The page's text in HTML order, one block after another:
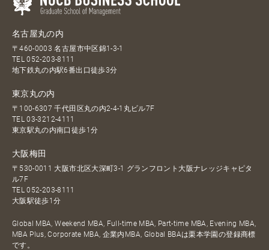
名古屋丸の内
〒460-0003 名古屋市中区錦1-3-1
TEL052-203-8111
地下鉄丸の内駅6番出口徒歩3分
東京丸の内
〒100-6307 千代田区丸の内2-4-1丸ビル7F
TEL03-3212-4111
東京駅丸の内南口徒歩1分
大阪梅田
〒530-0011 大阪市北区大深町3-1 グランフロント大阪ナレッジキャピタ
ル7F
TEL052-203-8111
大阪駅徒歩1分
Global MBA, Weekend MBA, Full-time MBA, Part-time MBA, Evening MBA,
MBA Plus, Corporate MBA, 企業内MBA, Global BBAは栗本学園の登録商標
です。